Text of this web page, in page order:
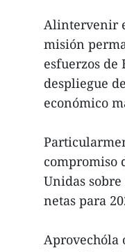
Alintervenir
misión
esfuerzos
despliegue
económico
compromiso
Unidas
netas para
Aprovechóla